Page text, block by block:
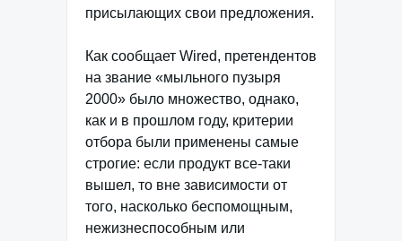
присылающих свои предложения.
Как сообщает Wired, претендентов
на звание «мыльного пузыря
2000» было множество, однако,
как и в прошлом году, критерии
отбора были применены самые
строгие: если продукт все-таки
вышел, то вне зависимости от
того, насколько беспомощным,
нежизнеспособным или